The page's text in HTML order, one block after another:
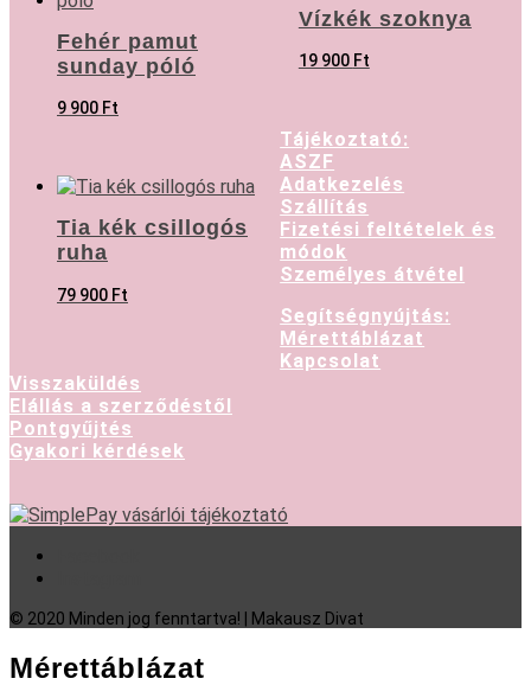
Fehér pamut
sunday póló
9 900 Ft
Vízkék szoknya
19 900 Ft
Tia kék csillogós
ruha
79 900 Ft
Tájékoztató:
ASZF
Adatkezelés
Szállítás
Fizetési feltételek és
módok
Személyes átvétel
Segítségnyújtás:
Mérettáblázat
Kapcsolat
Visszaküldés
Elállás a szerződéstől
Pontgyűjtés
Gyakori kérdések
© 2020 Minden jog fenntartva! | Makausz Divat
Mérettáblázat